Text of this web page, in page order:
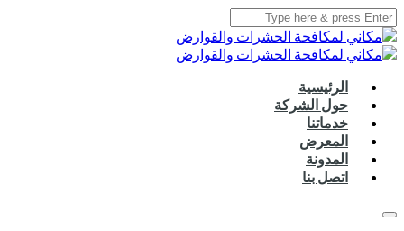
الرئيسية
حول الشركة
خدماتنا
المعرض
المدونة
اتصل بنا